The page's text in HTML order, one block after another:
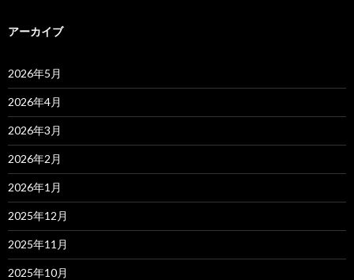
アーカイブ
2026年5月
2026年4月
2026年3月
2026年2月
2026年1月
2025年12月
2025年11月
2025年10月